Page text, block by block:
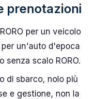
prenotazioni
per un veicolo
un'auto d'epoca
senza scalo RORO.
di sbarco, nolo più
e gestione, non la